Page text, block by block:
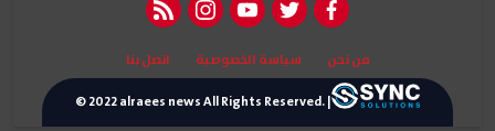
facebook
twitter
youtube
instagram
rss feed
من نحن سياسة الخصوصية اتصل بنا
© 2022 alraees news All Rights Reserved. |